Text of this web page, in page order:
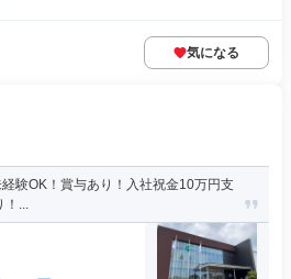
気になる
経験OK！賞与あり！入社祝金10万円支
！...